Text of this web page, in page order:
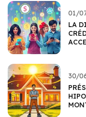
01/
LA
30/